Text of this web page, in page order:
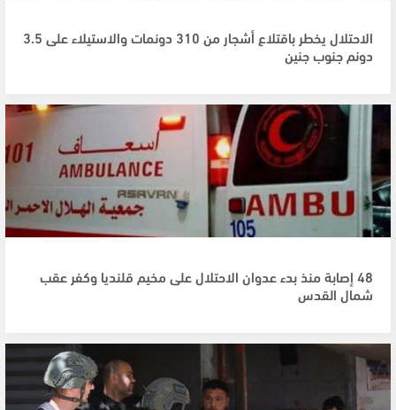
الاحتلال يخطر باقتلاع أشجار من 310 دونمات والاستيلاء على 3.5
دونم جنوب جنين
48 إصابة منذ بدء عدوان الاحتلال على مخيم قلنديا وكفر عقب
شمال القدس